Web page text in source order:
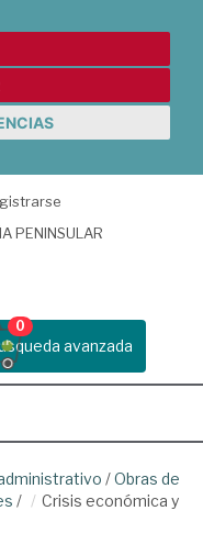
PENINSULAR
avanzada
0
/Obras de
/
Crisis económica y